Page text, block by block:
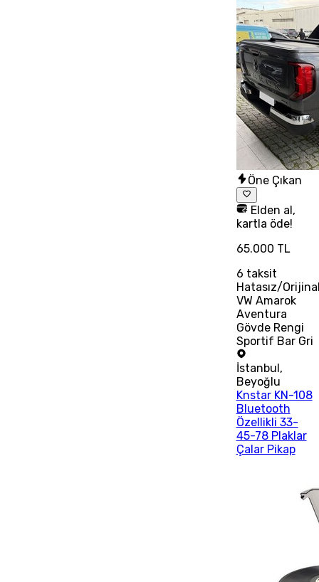
Öne Çıkan
Elden al,
kartla öde!
65.000 TL
6 taksit
Hatasız/
VW Amarok
Aventura
Gövde Rengi
Sportif Bar Gri
İstanbul ,
Beyoğlu
Knstar KN-108
Bluetooth
Özellikli 33-
45-78 Plaklar
Çalar Pikap